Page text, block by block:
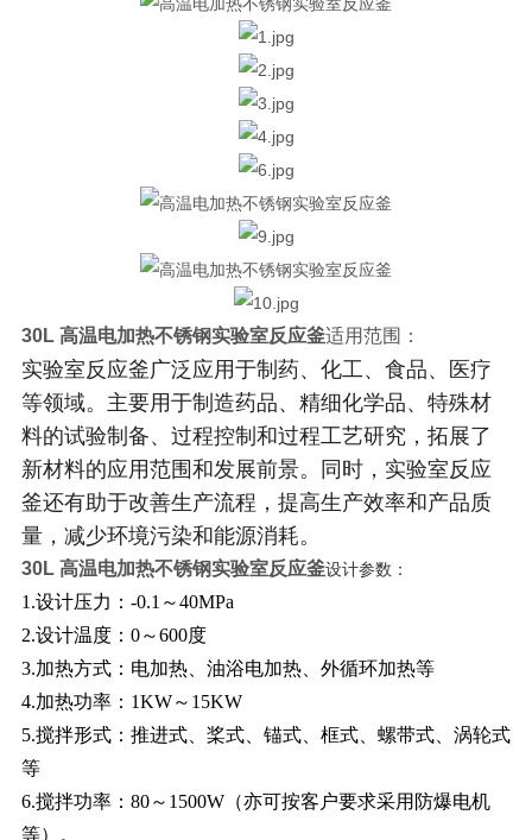
30L 高温电加热不锈钢实验室反应釜适用范围：
实验室反应釜广泛应用于制药、化工、食品、医疗
等领域。主要用于制造药品、精细化学品、特殊材
料的试验制备、过程控制和过程工艺研究，拓展了
新材料的应用范围和发展前景。同时，实验室反应
釜还有助于改善生产流程，提高生产效率和产品质
量，减少环境污染和能源消耗。
30L 高温电加热不锈钢实验室反应釜设计参数：
1.设计压力：-0.1～40MPa
2.设计温度：0～600度
3.加热方式：电加热、油浴电加热、外循环加热等
4.加热功率：1KW～15KW
5.搅拌形式：推进式、桨式、锚式、框式、螺带式、涡轮式
等
6.搅拌功率：80～1500W（亦可按客户要求采用防爆电机
等）。